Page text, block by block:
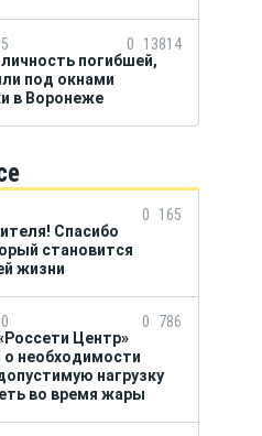
акции
выгода»
июля
Как воронежцам
быстро
ДТП и не
0
13814
погибшей,
под окнами
в Воронеже
0
165
Спасибо
становится
жизни
0
786
Центр»
необходимости
нагрузку
во время жары